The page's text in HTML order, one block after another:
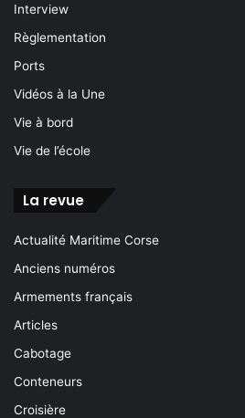
Interview
Règlementation
Ports
Vidéos à la Une
Vie à bord
Vie de l’école
La revue
Actualité Maritime Corse
Anciens numéros
Armements français
Articles
Cabotage
Conteneurs
Croisière